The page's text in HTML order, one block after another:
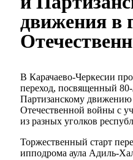
движения в
В Карачаево-Черкесии
переход, посвященный
Партизанскому
Отечественной войны с
из разных уголков
Торжественный старт
ипподрома аула Адиль-